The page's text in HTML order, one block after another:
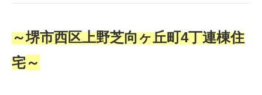
～堺市西区上野芝向ヶ丘町4丁連棟住
宅～